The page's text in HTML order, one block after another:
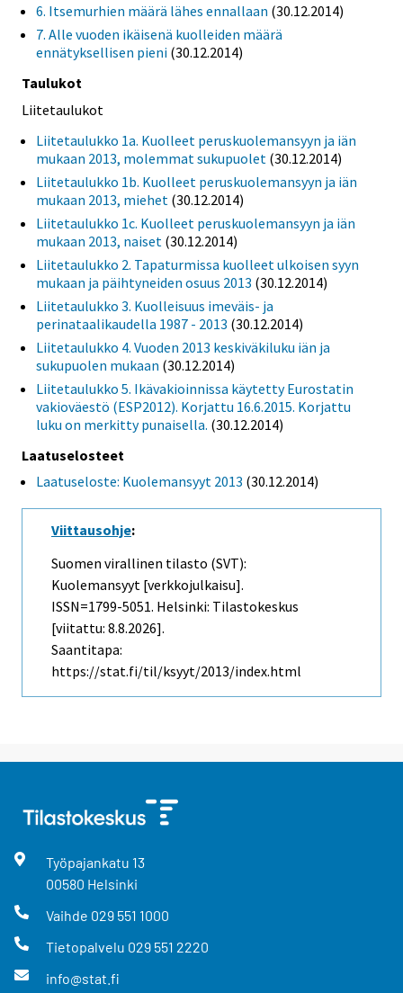
6. Itsemurhien määrä lähes ennallaan (30.12.2014)
7. Alle vuoden ikäisenä kuolleiden määrä
ennätyksellisen pieni (30.12.2014)
Taulukot
Liitetaulukot
Liitetaulukko 1a. Kuolleet peruskuolemansyyn ja iän
mukaan 2013, molemmat sukupuolet (30.12.2014)
Liitetaulukko 1b. Kuolleet peruskuolemansyyn ja iän
mukaan 2013, miehet (30.12.2014)
Liitetaulukko 1c. Kuolleet peruskuolemansyyn ja iän
mukaan 2013, naiset (30.12.2014)
Liitetaulukko 2. Tapaturmissa kuolleet ulkoisen syyn
mukaan ja päihtyneiden osuus 2013 (30.12.2014)
Liitetaulukko 3. Kuolleisuus imeväis- ja
perinataalikaudella 1987 - 2013 (30.12.2014)
Liitetaulukko 4. Vuoden 2013 keskiväkiluku iän ja
sukupuolen mukaan (30.12.2014)
Liitetaulukko 5. Ikävakioinnissa käytetty Eurostatin
vakioväestö (ESP2012). Korjattu 16.6.2015. Korjattu
luku on merkitty punaisella. (30.12.2014)
Laatuselosteet
Laatuseloste: Kuolemansyyt 2013 (30.12.2014)
Viittausohje:
Suomen virallinen tilasto (SVT):
Kuolemansyyt [verkkojulkaisu].
ISSN=1799-5051. Helsinki: Tilastokeskus
[viitattu: 8.8.2026].
Saantitapa:
https://stat.fi/til/ksyyt/2013/index.html
Työpajankatu 13
00580 Helsinki
Vaihde 029 551 1000
Tietopalvelu 029 551 2220
info@stat.fi